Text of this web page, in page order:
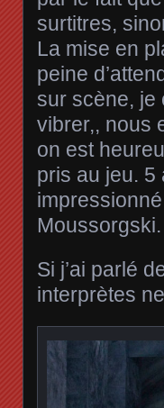
surtitres,
La mise en
peine
sur scène, je
vibrer,, nous
on est
pris au jeu. 5
Moussorgski.
Si j’ai parlé
interprètes